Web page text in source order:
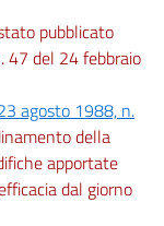
pubblicato
47 del 24 febbraio
agosto 1988, n.
della
apportate
dal giorno